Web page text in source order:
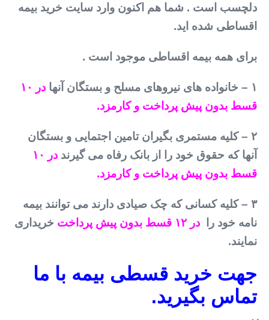
دلچسب است . شما هم اکنون وارد سایت خرید بیمه
اقساطی شده اید.
برای همه بیمه اقساطی موجود است .
۱ – خانواده های نیروهای مسلح و بستگان آنها
در ۱۰
قسط بدون پیش پرداخت و کارمزد.
۲ – کلیه مستمری بگیران تامین اجتمایی و بستگان
آنها که حقوق خود را از بانک رفاه می گیرند
در ۱۰
قسط بدون پیش پرداخت و کارمزد.
۳ – کلیه کسانی که چک صیادی دارند می توانند بیمه
نامه خود را
در ۱۲ قسط بدون پیش پرداخت
خریداری
نمایند.
جهت خرید قسطی بیمه با ما
تماس بگیرید.